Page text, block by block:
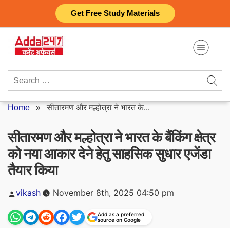
Get Free Study Materials
content
Search
Home »सीतारमण और मल्होत्रा ​​ने भारत के...
सीतारमण और मल्होत्रा ​​ने भारत के बैंकिंग क्षेत्र
को नया आकार देने हेतु साहसिक सुधार एजेंडा
तैयार किया
Posted
vikash November 8th, 2025 04:50 pm
Add as a preferred
source on Google